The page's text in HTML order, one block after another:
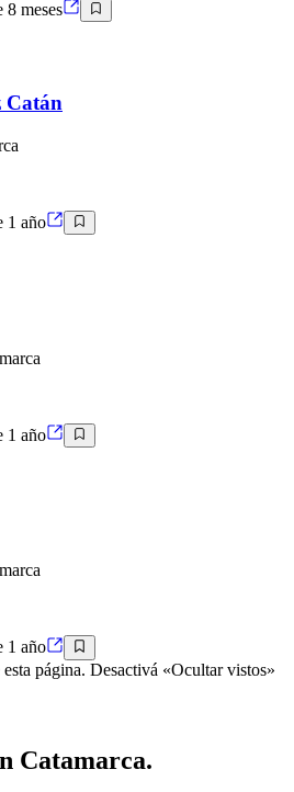
8 meses
Catán
1 año
1 año
1 año
página. Desactivá «Ocultar vistos»
Catamarca.